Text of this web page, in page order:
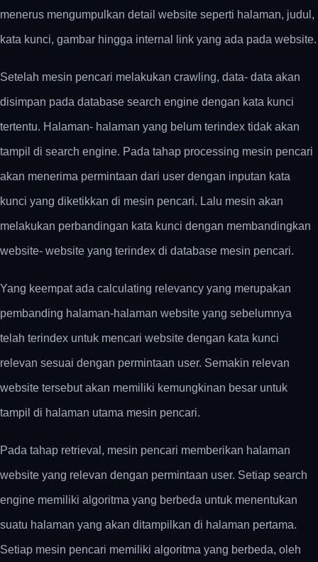
menerus mengumpulkan detail website seperti halaman, judul,
kata kunci, gambar hingga internal link yang ada pada website.
Setelah mesin pencari melakukan crawling, data- data akan
disimpan pada database search engine dengan kata kunci
tertentu. Halaman- halaman yang belum terindex tidak akan
tampil di search engine. Pada tahap processing mesin pencari
akan menerima permintaan dari user dengan inputan kata
kunci yang diketikkan di mesin pencari. Lalu mesin akan
melakukan perbandingan kata kunci dengan membandingkan
website- website yang terindex di database mesin pencari.
Yang keempat ada calculating relevancy yang merupakan
pembanding halaman-halaman website yang sebelumnya
telah terindex untuk mencari website dengan kata kunci
relevan sesuai dengan permintaan user. Semakin relevan
website tersebut akan memiliki kemungkinan besar untuk
tampil di halaman utama mesin pencari.
Pada tahap retrieval, mesin pencari memberikan halaman
website yang relevan dengan permintaan user. Setiap search
engine memiliki algoritma yang berbeda untuk menentukan
suatu halaman yang akan ditampilkan di halaman pertama.
Setiap mesin pencari memiliki algoritma yang berbeda, oleh